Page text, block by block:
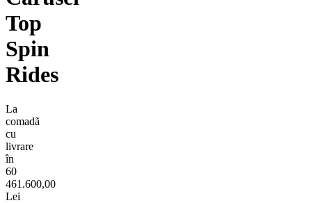
Top
Spin
Rides
La
comadã
cu
livrare
în
60
461.600,00
Lei